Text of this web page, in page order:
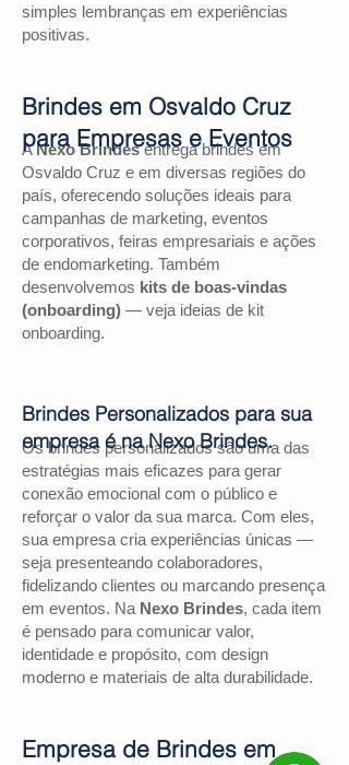
simples lembranças em experiências
positivas.
ANexo Brindesentrega brindes em
Osvaldo Cruz e em diversas regiões do
país, oferecendo soluções ideais para
campanhas de marketing, eventos
corporativos, feiras empresariais e ações
de endomarketing. Também
desenvolvemos kits de boas-vindas
(onboarding) — veja ideias de kit
onboarding.
Os brindes personalizados são uma das
estratégias mais eficazes para gerar
conexão emocional com o público e
reforçar o valor da sua marca. Com eles,
sua empresa cria experiências únicas —
seja presenteando colaboradores,
fidelizando clientes ou marcando presença
em eventos. Na Nexo Brindes, cada item
é pensado para comunicar valor,
identidade e propósito, com design
moderno e materiais de alta durabilidade.
Brindes em Osvaldo Cruz
para Empresas e Eventos
Brindes Personalizados para sua
empresa é na Nexo Brindes.
Empresa de Brindes em